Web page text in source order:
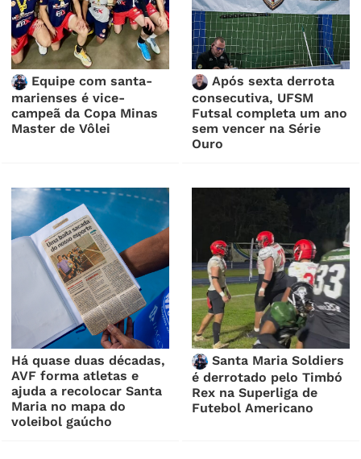
Equipe com santa-
marienses é vice-
campeã da Copa Minas
Master de Vôlei
Após sexta derrota
consecutiva, UFSM
Futsal completa um ano
sem vencer na Série
Ouro
Há quase duas décadas,
AVF forma atletas e
ajuda a recolocar Santa
Maria no mapa do
voleibol gaúcho
Santa Maria Soldiers
é derrotado pelo Timbó
Rex na Superliga de
Futebol Americano